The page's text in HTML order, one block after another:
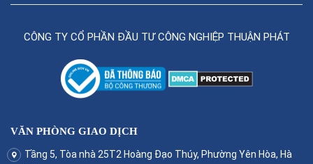
CÔNG TY CỔ PHẦN ĐẦU TƯ CÔNG NGHIỆP THUẬN PHÁT
VĂN PHÒNG GIAO DỊCH
Tầng 5, Tòa nhà 25T2 Hoàng Đạo Thúy, Phường Yên Hòa, Hà